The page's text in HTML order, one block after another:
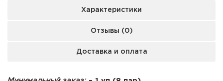
Характеристики
Отзывы (0)
Доставка и оплата